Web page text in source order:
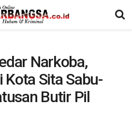
Narkoba,
Kota Sita Sabu-
Butir Pil